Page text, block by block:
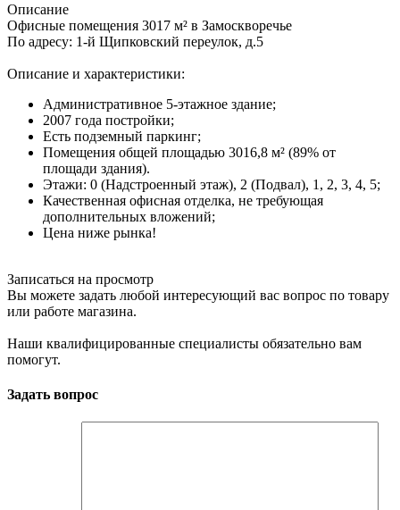
Описание
Офисные помещения 3017 м² в Замоскворечье
По адресу: 1-й Щипковский переулок, д.5
Описание и характеристики:
Административное 5-этажное здание;
2007 года постройки;
Есть подземный паркинг;
Помещения общей площадью 3016,8 м² (89% от
площади здания).
Этажи: 0 (Надстроенный этаж), 2 (Подвал), 1, 2, 3, 4, 5;
Качественная офисная отделка, не требующая
дополнительных вложений;
Цена ниже рынка!
Записаться на просмотр
Вы можете задать любой интересующий вас вопрос по товару
или работе магазина.
Наши квалифицированные специалисты обязательно вам
помогут.
Задать вопрос